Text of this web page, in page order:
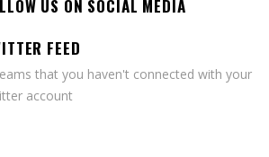
US ON SOCIAL MEDIA
FEED
that you haven't connected with your
account